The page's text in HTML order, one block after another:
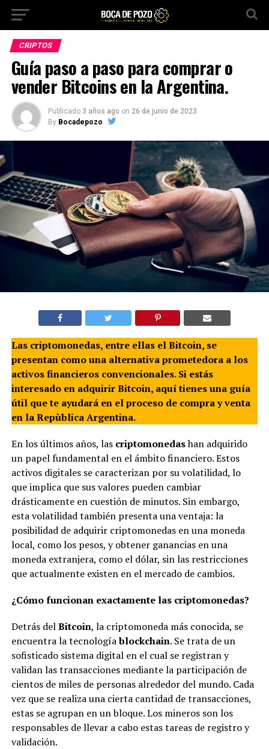
CRIPTOS
Guía paso a paso para comprar o
vender Bitcoins en la Argentina.
Publicado 3 años ago on 26 de junio de 2023
By Bocadepozo
Las criptomonedas, entre ellas el Bitcoin, se
presentan como una alternativa prometedora a los
activos financieros convencionales. Si estás
interesado en adquirir Bitcoin, aquí tienes una guía
útil que te ayudará en el proceso de compra y venta
en la Repùblica Argentina.
En los últimos años, las criptomonedashan adquirido
un papel fundamental en el ámbito financiero. Estos
activos digitales se caracterizan por su volatilidad, lo
que implica que sus valores pueden cambiar
drásticamente en cuestión de minutos. Sin embargo,
esta volatilidad también presenta una ventaja: la
posibilidad de adquirir criptomonedas en una moneda
local, como los pesos, y obtener ganancias en una
moneda extranjera, como el dólar, sin las restricciones
que actualmente existen en el mercado de cambios.
¿Cómo funcionan exactamente las criptomonedas?
Detrás delBitcoin, la criptomoneda más conocida, se
encuentra la tecnologíablockchain. Se trata de un
sofisticado sistema digital en el cual se registran y
validan las transacciones mediante la participación de
cientos de miles de personas alrededor del mundo. Cada
vez que se realiza una cierta cantidad de transacciones,
estas se agrupan en un bloque. Los mineros son los
responsables de llevar a cabo estas tareas de registro y
validación.